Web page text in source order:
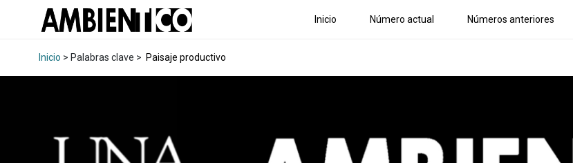
Inicio Número actual Números anteriores
Inicio > Palabras clave > Paisaje productivo